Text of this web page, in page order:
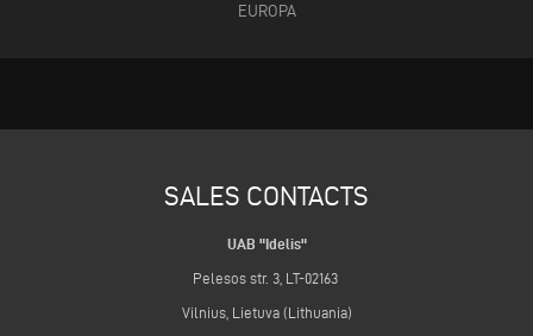
EUROPA
SALES CONTACTS
UAB "Idelis"
Pelesos str. 3, LT-02163
Vilnius, Lietuva (Lithuania)